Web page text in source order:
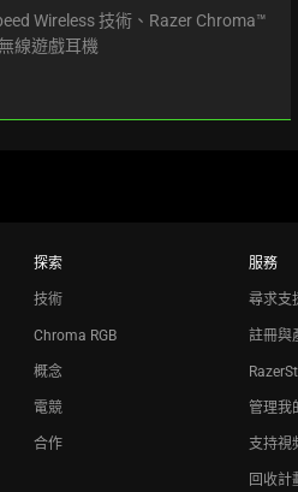
Wireless 技術、Razer Chroma™
線遊戲耳機
探索
技術
Chroma RGB
概念
電競
合作
服務
尋求支
註冊與
管理我
支持視
回收計